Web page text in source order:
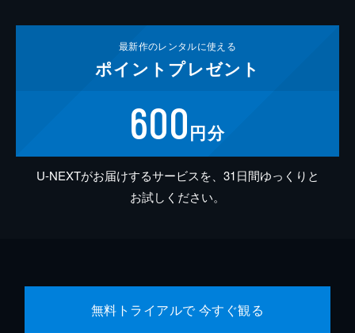
最新作のレンタルに使える
ポイント プレゼント
600円分
U-NEXTがお届けするサービスを、31日間ゆっくりと
お試しください。
無料トライアルで 今すぐ観る